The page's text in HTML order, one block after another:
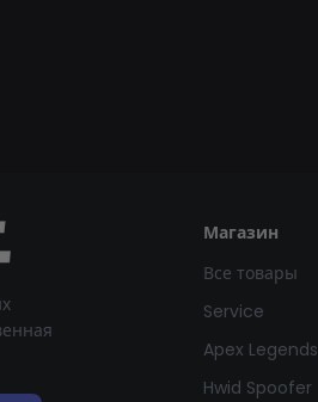
Магазин
Все товары
Service
Apex Legends
Hwid Spoofer